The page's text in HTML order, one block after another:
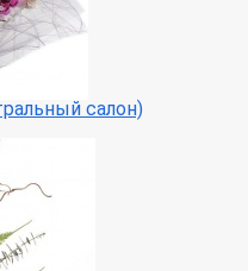
салон)